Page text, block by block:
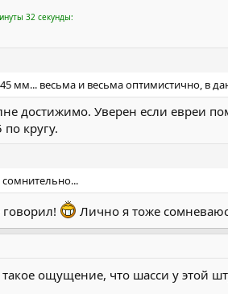
32 секунды:
мм... весьма и весьма оптимистично, в
достижимо. Уверен если евреи
кругу.
говорил! Лично я тоже
ощущение, что шасси у этой